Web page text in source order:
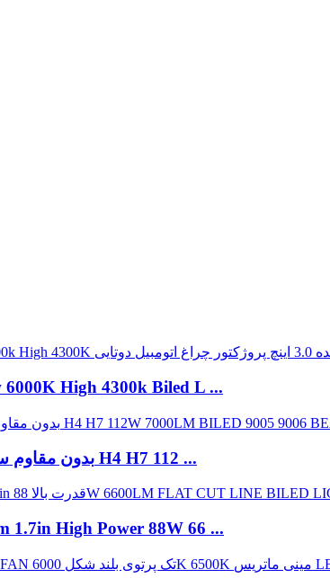
High 4300k Biled L ...
Bulbtek AD10a بدون مقاوم سازی مخرب H4 H7 112 ...
1.7in High Power 88W 66 ...